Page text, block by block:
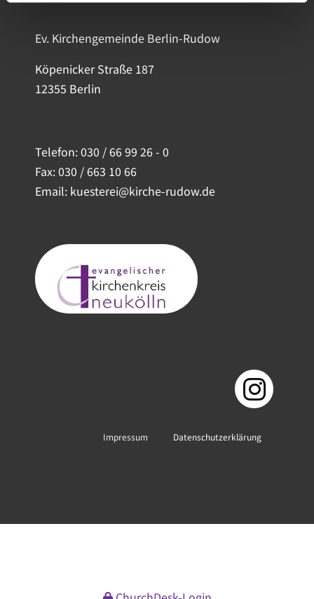
Ev. Kirchengemeinde Berlin-Rudow
Köpenicker Straße 187
12355 Berlin
Telefon:030 / 66 99 26 - 0
Fax: 030 / 663 10 66
Email: kuesterei@kirche-rudow.de
Impressum Datenschutzerklärung